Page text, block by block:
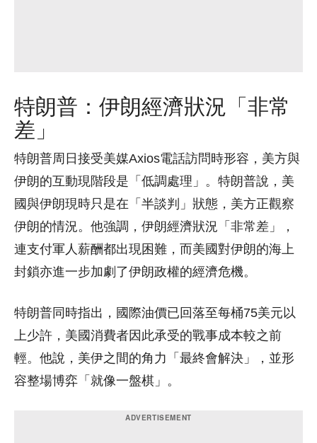
特朗普：伊朗經濟狀況「非常
差」
特朗普周日接受美媒Axios電話訪問時形容，美方與
伊朗的互動現階段是「低調處理」。特朗普說，美
國與伊朗現時只是在「半談判」狀態，美方正觀察
伊朗的情況。他強調，伊朗經濟狀況「非常差」，
連支付軍人薪酬都出現困難，而美國對伊朗的海上
封鎖亦進一步加劇了伊朗政權的經濟危機。
特朗普同時指出，國際油價已回落至每桶75美元以
上少許，美國消費者因此承受的戰事成本較之前
輕。他說，美伊之間的角力「最終會解決」，並形
容整場博弈「就像一盤棋」。